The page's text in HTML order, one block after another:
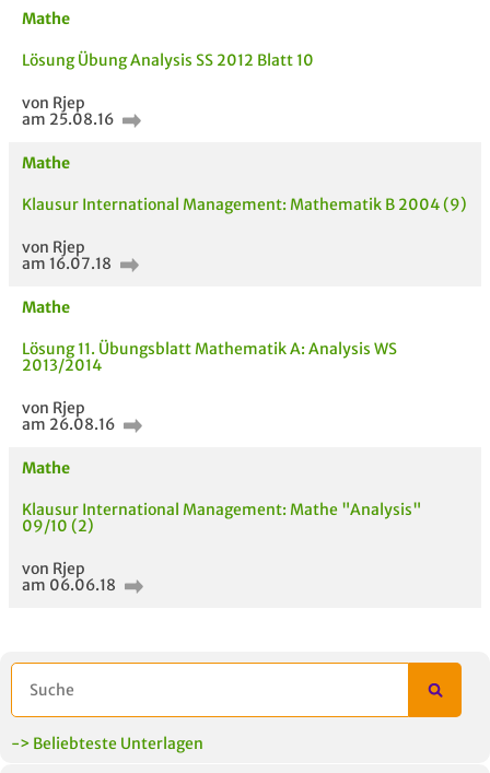
Mathe
Lösung Übung Analysis SS 2012 Blatt 10
von Rjep
am 25.08.16
Mathe
Klausur International Management: Mathematik B 2004 (9)
von Rjep
am 16.07.18
Mathe
Lösung 11. Übungsblatt Mathematik A: Analysis WS
2013/2014
von Rjep
am 26.08.16
Mathe
Klausur International Management: Mathe "Analysis"
09/10 (2)
von Rjep
am 06.06.18
-> Beliebteste Unterlagen